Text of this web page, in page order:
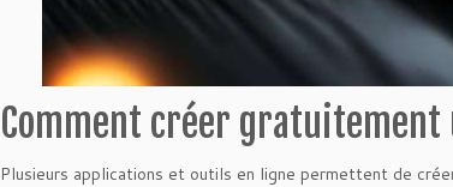
Comment créer
Plusieurs applications et outils en ligne permettent de